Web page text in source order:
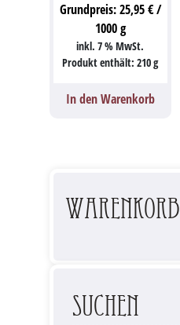
Grundpreis:25,95€/
1000g
inkl. 7 % MwSt.
Produkt enthält: 210g
In den Warenkorb
Warenkorb
Suchen